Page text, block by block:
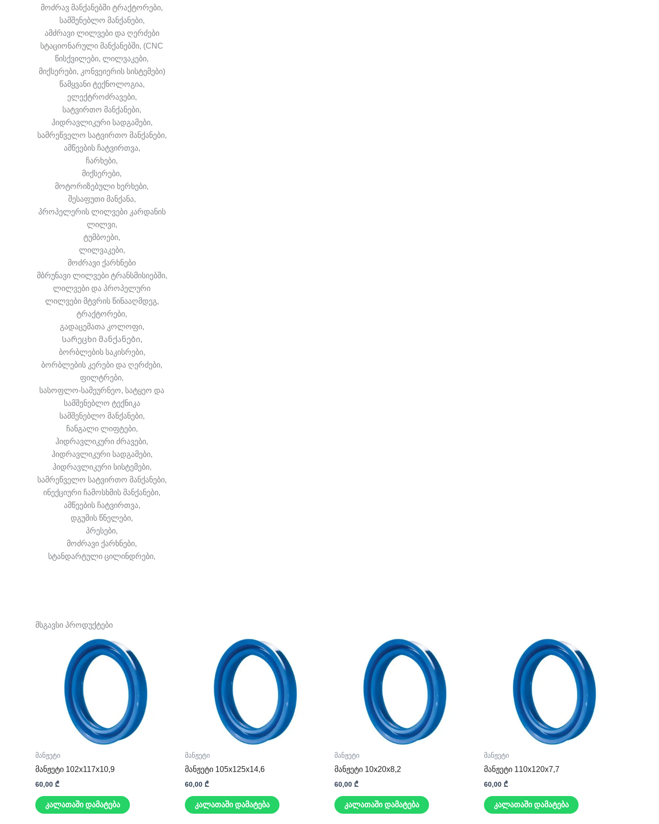
მოძრავ მანქანებში ტრაქტორები,
სამშენებლო მანქანები,
ამძრავი ლილვები და ღერძები
სტაციონარული მანქანებში, (CNC
წისქვილები, ლილვაკები,
მიქსერები, კონვეიერის სისტემები)
წამყვანი ტექნოლოგია,
ელექტროძრავები,
სატვირთო მანქანები,
ჰიდრავლიკური სადგამები,
სამრეწველო სატვირთო მანქანები,
ამწეების ჩატვირთვა,
ჩარხები,
მიქსერები,
მოტორიზებული ხერხები,
შესაფუთი მანქანა,
პროპელერის ლილვები კარდანის
ლილვი,
ტუმბოები,
ლილვაკები,
მოძრავი ქარხნები
მბრუნავი ლილვები ტრანსმისიებში,
ლილვები და პროპელური
ლილვები მტვრის წინააღმდეგ,
ტრაქტორები,
გადაცემათა კოლოფი,
Სარეცხი მანქანები,
ბორბლების საკისრები,
ბორბლების კერები და ღერძები,
ფილტრები,
სასოფლო-სამეურნეო, სატყეო და
სამშენებლო ტექნიკა
სამშენებლო მანქანები,
ჩანგალი ლიფტები,
ჰიდრავლიკური ძრავები,
ჰიდრავლიკური სადგამები,
ჰიდრავლიკური სისტემები,
სამრეწველო სატვირთო მანქანები,
ინექციური ჩამოსხმის მანქანები,
ამწეების ჩატვირთვა,
დგუშის წნელები,
პრესები,
მოძრავი ქარხნები,
სტანდარტული ცილინდრები,
მსგავსი პროდუქტები
მანჟეტი
მანჟეტი 102x117x10,9
60,00 ₾
კალათაში დამატება
მანჟეტი
მანჟეტი 105x125x14,6
60,00 ₾
კალათაში დამატება
მანჟეტი
მანჟეტი 10x20x8,2
60,00 ₾
კალათაში დამატება
მანჟეტი
მანჟეტი 110x120x7,7
60,00 ₾
კალათაში დამატება